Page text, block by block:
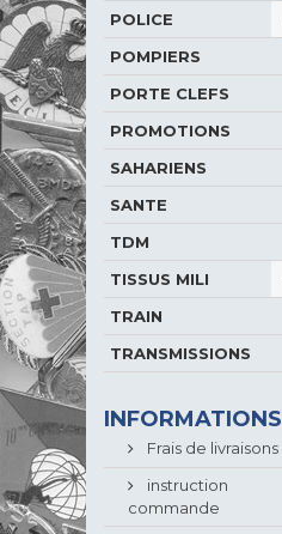
POLICE
POMPIERS
PORTE CLEFS
PROMOTIONS
SAHARIENS
SANTE
TDM
TISSUS MILI
TRAIN
TRANSMISSIONS
INFORMATIONS
Frais de livraisons
instruction
commande